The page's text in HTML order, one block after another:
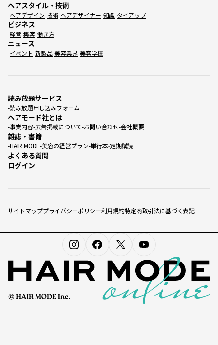
サイトマッププライバシーポリシー利用規約特定商取引法に基づく表記
ヘアスタイル・技術
ヘアデザイン 技術 ヘアデザイナー 知識 タイアップ
ビジネス
経営 集客 働き方
ニュース
イベント 新製品 美容業界 美容学校
読み放題サービス
読み放題申し込みフォーム
ヘアモード社とは
事業内容 広告掲載について お問い合わせ 会社概要
雑誌・書籍
HAIR MODE 美容の経営プラン 単行本 定期購読
よくある質問
ログイン